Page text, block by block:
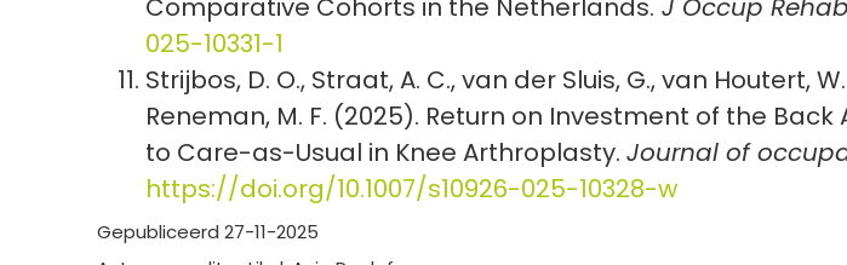
Comparative Cohorts in the Netherlands. J Occup
025-10331-1
Strijbos, D. O., Straat, A. C., van der Sluis, G., van Houtert,
Reneman, M. F. (2025). Return on Investment of the
to Care-as-Usual in Knee Arthroplasty. Journal of
https://doi.org/10.1007/s10926-025-10328-w
Gepubliceerd 27-11-2025